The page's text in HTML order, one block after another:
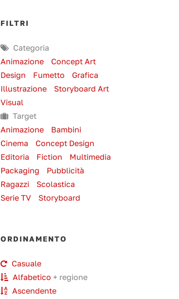
FILTRI
Categoria
Animazione
Concept Art
Design
Fumetto
Grafica
Illustrazione
Storyboard Art
Visual
Target
Animazione
Bambini
Cinema
Concept Design
Editoria
Fiction
Multimedia
Packaging
Pubblicità
Ragazzi
Scolastica
Serie TV
Storyboard
ORDINAMENTO
Casuale
Alfabetico + regione
Ascendente